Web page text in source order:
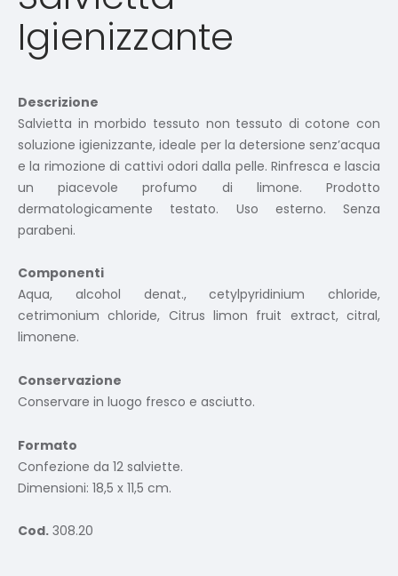
Igienizzante
Descrizione
Salvietta in morbido tessuto non tessuto di cotone con
soluzione igienizzante, ideale per la detersione senz’acqua
e la rimozione di cattivi odori dalla pelle. Rinfresca e lascia
un piacevole profumo di limone. Prodotto
dermatologicamente testato. Uso esterno. Senza
parabeni.
Componenti
Aqua, alcohol denat., cetylpyridinium chloride,
cetrimonium chloride, Citrus limon fruit extract, citral,
limonene.
Conservazione
Conservare in luogo fresco e asciutto.
Formato
Confezione da 12 salviette.
Dimensioni: 18,5 x 11,5 cm.
Cod. 308.20